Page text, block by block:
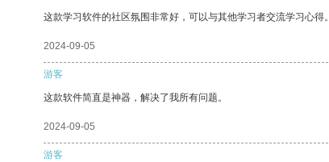
这款学习软件的社区氛围非常好，可以与其他学习者交流学习心得。
2024-09-05
游客
这款软件简直是神器，解决了我所有问题。
2024-09-05
游客